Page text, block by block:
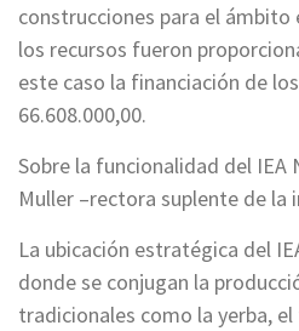
construcciones para el ámbito
los recursos fueron
este caso la financiación de
66.608.000,00.
Sobre la funcionalidad del IEA
Muller –rectora suplente de la
La ubicación estratégica del
donde se conjugan la
tradicionales como la yerba,